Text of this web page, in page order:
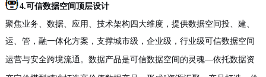
4.可信数据空间顶层设计
聚焦业务、数据、应用、技术架构四大维度，提供数据空间投、 建、
运、管 ， 融一体化方案，支撑城市级，企业级，行业级可信数据空间
运营与安全跨境流通。 数据产品是可信数据空间的灵魂—依托数据资